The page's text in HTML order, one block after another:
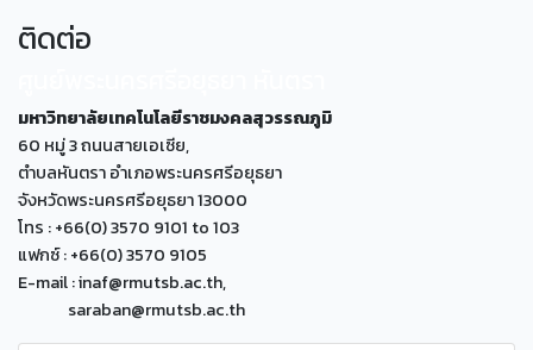
ติดต่อ
มหาวิทยาลัยเทคโนโลยีราชมงคลสุวรรณภูมิ
60 หมู่ 3 ถนนสายเอเซีย,
ตำบลหันตรา อำเภอพระนครศรีอยุธยา
จังหวัดพระนครศรีอยุธยา 13000
โทร : +66(0) 3570 9101 to 103
แฟกซ์ : +66(0) 3570 9105
E-mail : inaf@rmutsb.ac.th,
saraban@rmutsb.ac.th